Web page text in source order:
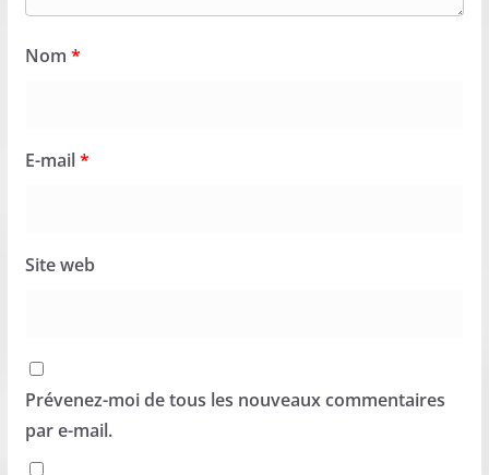
Nom *
E-mail*
Site web
Prévenez-moi de tous les nouveaux commentaires
par e-mail.